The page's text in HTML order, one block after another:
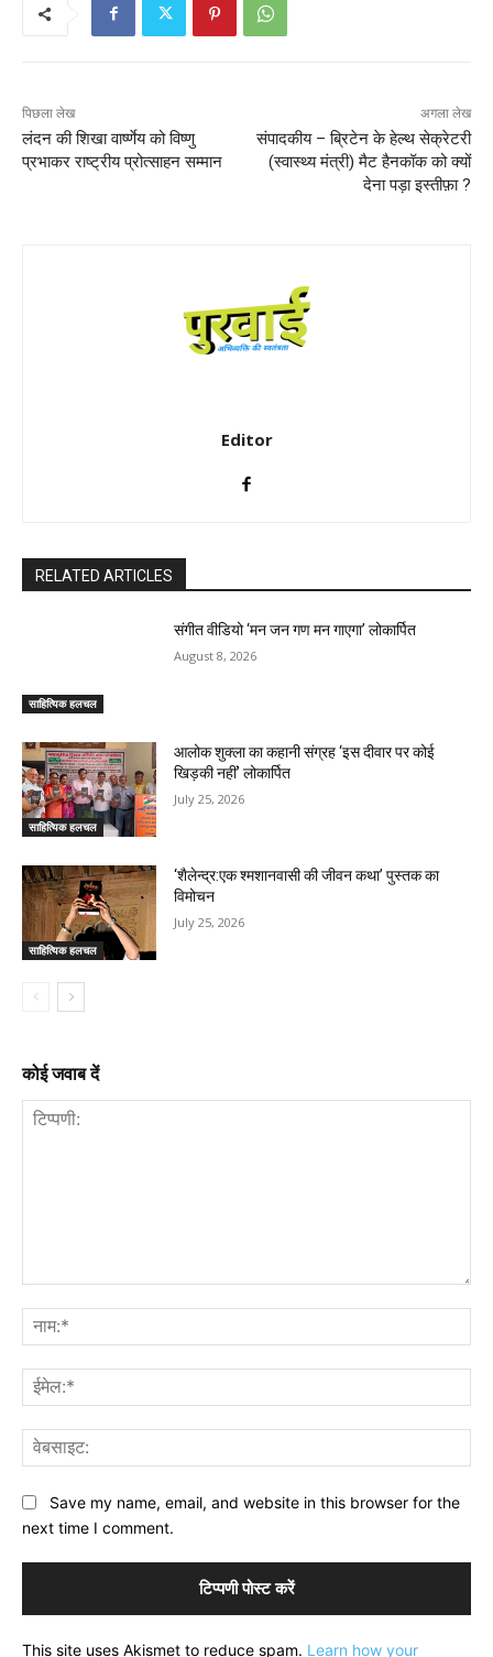
पिछला लेख
लंदन की शिखा वार्ष्णेय को विष्णु
प्रभाकर राष्ट्रीय प्रोत्साहन सम्मान
अगला लेख
संपादकीय – ब्रिटेन के हेल्थ सेक्रेटरी
(स्वास्थ्य मंत्री) मैट हैनकॉक को क्यों
देना पड़ा इस्तीफ़ा ?
Editor
RELATED ARTICLES
साहित्यिक हलचल
संगीत वीडियो ‘मन जन गण मन गाएगा’ लोकार्पित
August 8, 2026
साहित्यिक हलचल
आलोक शुक्ला का कहानी संग्रह ‘इस दीवार पर कोई
खिड़की नहीं’ लोकार्पित
July 25, 2026
साहित्यिक हलचल
‘शैलेन्द्र:एक श्मशानवासी की जीवन कथा’ पुस्तक का
विमोचन
July 25, 2026
कोई जवाब दें
Save my name, email, and website in this browser for the
next time I comment.
This site uses Akismet to reduce spam. Learn how your